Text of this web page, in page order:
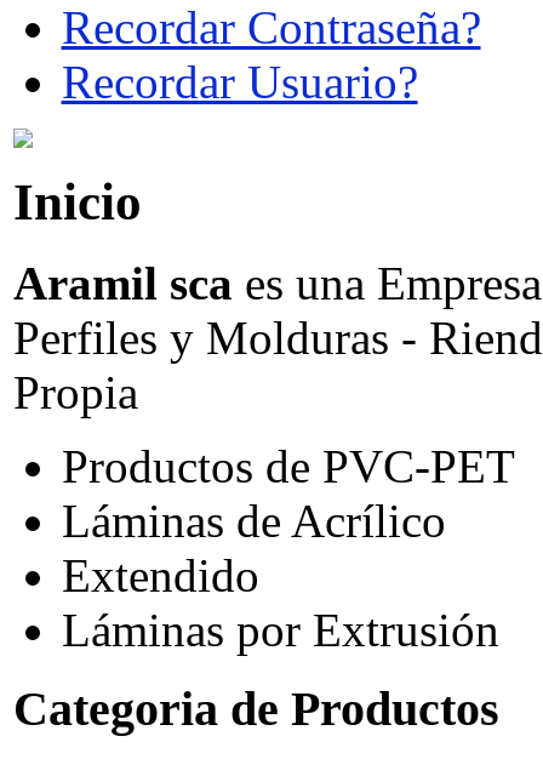
Recordar Contraseña?
Recordar Usuario?
Inicio
Aramil sca es una
Perfiles y Molduras -
Propia
Productos de PVC-PET
Láminas de Acrílico
Extendido
Láminas por Extrusión
Categoria de Productos